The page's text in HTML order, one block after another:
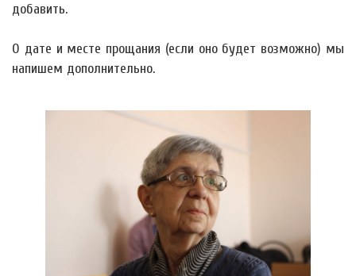
добавить.
О дате и месте прощания (если оно будет возможно) мы
напишем дополнительно.